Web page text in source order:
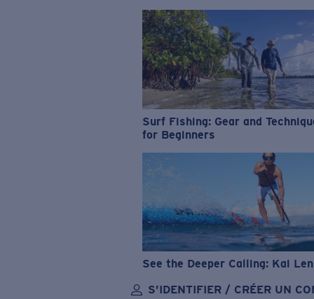
Surf Fishing: Gear and
for Beginners
See the Deeper Calling: Kai
S’IDENTIFIER / CRÉER UN